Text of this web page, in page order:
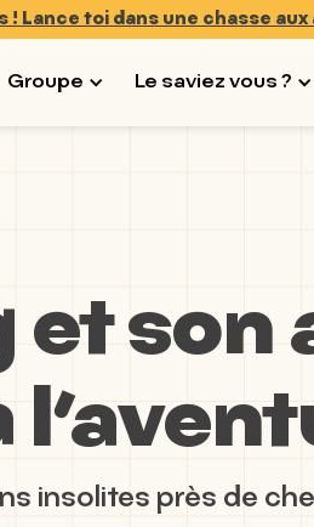
! Lance toi dans une chasse
Groupe Le saviez vous ?
et son
insolites près de